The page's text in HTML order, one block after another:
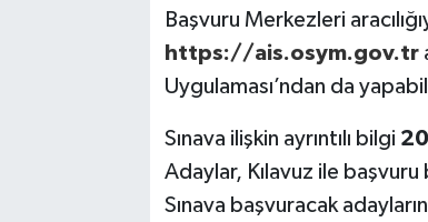
Başvuru Merkezleri
https://ais.osym.gov.tr
Uygulaması’ndan da
Sınava ilişkin ayrıntılı bilgi
Adaylar, Kılavuz ile
Sınava başvuracak adayların